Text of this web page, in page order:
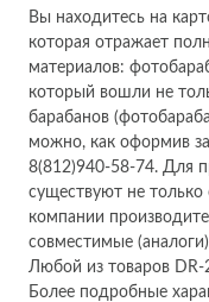
Вы находитесь на
которая отражает
материалов:
который вошли не
барабанов
можно, как оформив
8(812)940-58-74. Для
существуют не
компании
совместимые
Любой из товаров DR-
Более подробные